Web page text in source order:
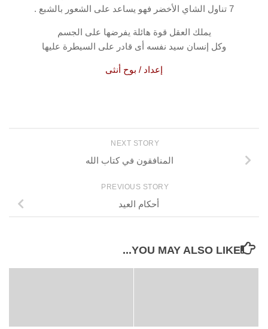
7 تناول الشاي الأخضر فهو يساعد على الشعور بالشبع .
يملك العقل قوة هائلة يفرضها على الجسم
وكل إنسان سيد نفسه أى قادر على السيطرة عليها
إعداد / بوح أنثى
NEXT STORY
المنافقون في كتاب الله
PREVIOUS STORY
أحكام العيد
YOU MAY ALSO LIKE...